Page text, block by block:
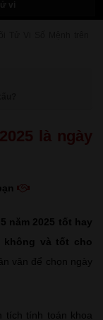
là ngày
năm 2025 tốt hay
không và tốt cho
vân để chọn ngày
tính toán khoa